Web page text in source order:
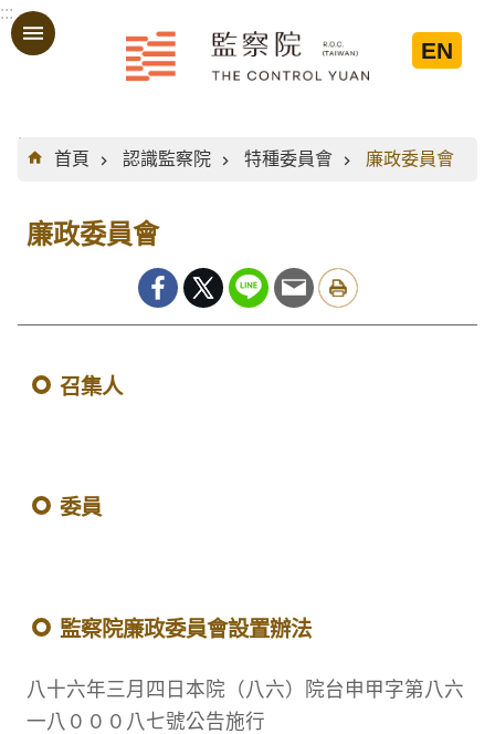
跳到主要內容區塊
:::
EN
:::
首頁
認識監察院 特種委員會 廉政委員會
廉政委員會
召集人
委員
監察院廉政委員會設置辦法
八十六年三月四日本院（八六）院台申甲字第八六
一八０００八七號公告施行